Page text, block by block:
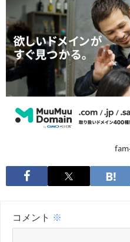
コメント ※